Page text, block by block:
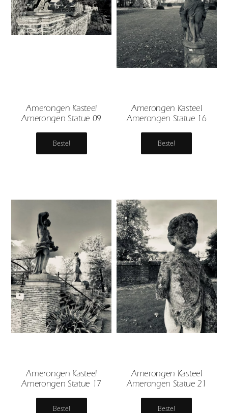
Amerongen Kasteel
Amerongen Statue 09
Bestel
Amerongen Kasteel
Amerongen Statue 16
Bestel
Amerongen Kasteel
Amerongen Statue 17
Bestel
Amerongen Kasteel
Amerongen Statue 21
Bestel